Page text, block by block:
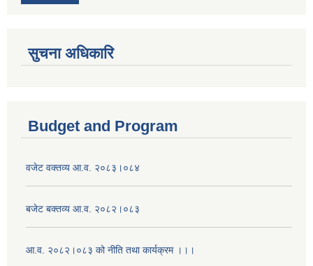
सुचना अधिकारि
Budget and Program
वजेट वक्तव्य आ.व. २०८३।०८४
बजेट बक्तव्य आ.व. २०८२।०८३
आ.व. २०८२।०८३ को नीति तथा कार्यक्रम ।।।